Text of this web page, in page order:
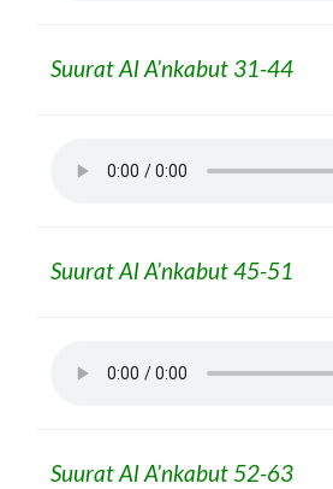
Suurat Al A’nkabut 31-44
Suurat Al A’nkabut 45-51
Suurat Al A’nkabut 52-63